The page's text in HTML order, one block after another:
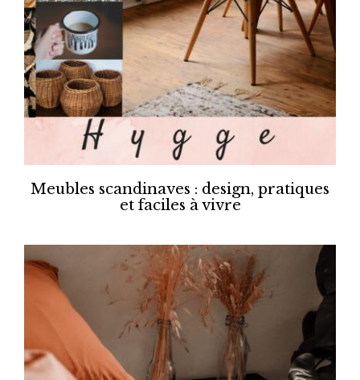
Meubles scandinaves : design, pratiques
et faciles à vivre